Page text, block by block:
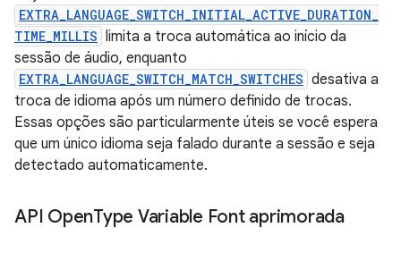
EXTRA_LANGUAGE_SWITCH_INITIAL_ACTIVE_DURATION_
TIME_MILLIS limita a troca automática ao início da
sessão de áudio, enquanto
EXTRA_LANGUAGE_SWITCH_MATCH_SWITCHES desativa a
troca de idioma após um número definido de trocas.
Essas opções são particularmente úteis se você espera
que um único idioma seja falado durante a sessão e seja
detectado automaticamente.
API OpenType Variable Font aprimorada